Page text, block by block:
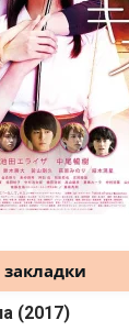
закладки
(2017)